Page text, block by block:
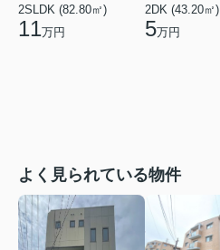
2SLDK (82.80㎡)
11万円
2DK (43.20㎡)
5万円
よく見られている物件